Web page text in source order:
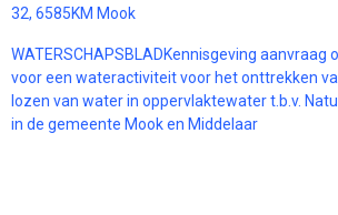
32, 6585KM Mook
WATERSCHAPSBLADKennisgeving aanvraag
voor een wateractiviteit voor het onttrekken
lozen van water in oppervlaktewater t.b.v.
in de gemeente Mook en Middelaar